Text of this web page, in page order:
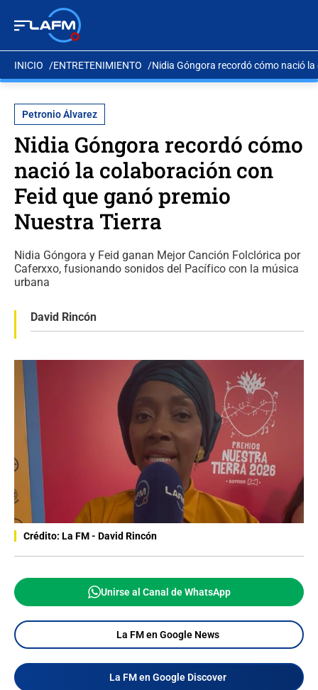
INICIO ENTRETENIMIENTO Nidia Góngora recordó cómo nació
Petronio Álvarez
Nidia Góngora recordó cómo
nació la colaboración con
Feid que ganó premio
Nuestra Tierra
Nidia Góngora y Feid ganan Mejor Canción Folclórica por
Caferxxo, fusionando sonidos del Pacífico con la música
urbana
David Rincón
Crédito: La FM - David Rincón
Unirse al Canal de WhatsApp
La FM en Google News
La FM en Google Discover